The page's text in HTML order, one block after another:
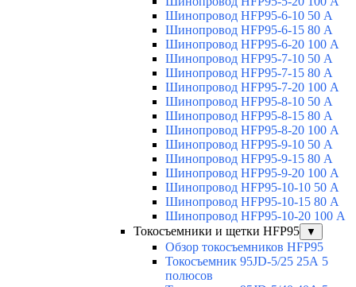
Шинопровод HFP95-6-10 50 А
Шинопровод HFP95-6-15 80 А
Шинопровод HFP95-6-20 100 А
Шинопровод HFP95-7-10 50 А
Шинопровод HFP95-7-15 80 А
Шинопровод HFP95-7-20 100 А
Шинопровод HFP95-8-10 50 А
Шинопровод HFP95-8-15 80 А
Шинопровод HFP95-8-20 100 А
Шинопровод HFP95-9-10 50 А
Шинопровод HFP95-9-15 80 А
Шинопровод HFP95-9-20 100 А
Шинопровод HFP95-10-10 50 А
Шинопровод HFP95-10-15 80 А
Шинопровод HFP95-10-20 100 А
Токосъемники и щетки HFP95
▼
Обзор токосъемников HFP95
Токосъемник 95JD-5/25 25А 5
полюсов